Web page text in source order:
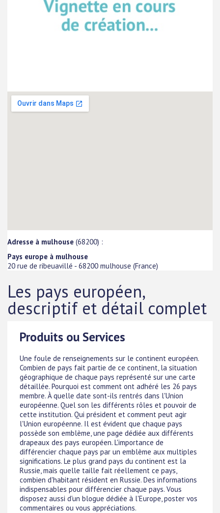
Adresse à mulhouse (68200) :
Pays europe à mulhouse
20 rue de ribeuavillé - 68200 mulhouse (France)
Les pays européen,
descriptif et détail complet
Produits ou Services
Une foule de renseignements sur le continent européen.
Combien de pays fait partie de ce continent, la situation
géographique de chaque pays représenté sur une carte
détaillée. Pourquoi est comment ont adhéré les 26 pays
membre. À quelle date sont-ils rentrés dans l'Union
européenne. Quel son les différents rôles et pouvoir de
cette institution. Qui président et comment peut agir
l'Union européenne. Il est évident que chaque pays
possède son emblème, une page dédiée aux différents
drapeaux des pays européen. L'importance de
différencier chaque pays par un emblème aux multiples
significations. Le plus grand pays du continent est la
Russie, mais quelle taille fait réellement ce pays,
combien d'habitant résident en Russie. Des informations
indispensables pour différencier chaque pays. Vous
disposez aussi d'un blogue dédiée à l'Europe, poster vos
commentaires ou vous appréciations.